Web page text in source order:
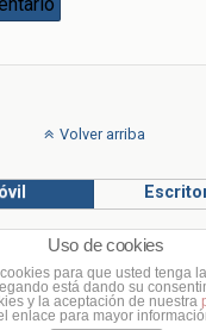
Volver arriba
© Francisco Ponce Carrasco
Uso de cookies
para que usted tenga
está dando su
y la aceptación de nuestra
enlace para mayor